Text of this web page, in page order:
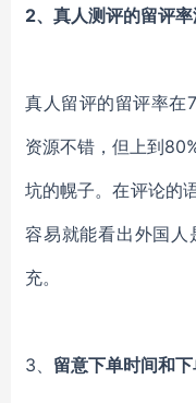
2、真人测评的留评
真人留评的留评率在
资源不错，但上到
坑的幌子。在评论的
容易就能看出外国人
充。
3、 留意下单时间和